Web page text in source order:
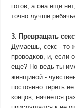
готов, а она еще
точно лучше
3. Превращать
Думаешь, секс - то
проводков, и, если
еще? Но ведь ты
женщиной -
постоянно тереть
концов, начнется